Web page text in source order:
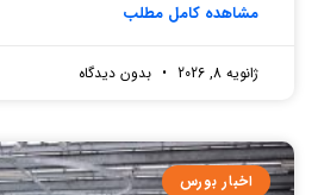
مشاهده کامل مطلب
ژانویه 8, 2026 بدون دیدگاه
اخبار بورس